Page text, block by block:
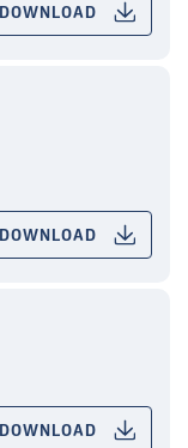
DOWNLOAD
DOWNLOAD
DOWNLOAD